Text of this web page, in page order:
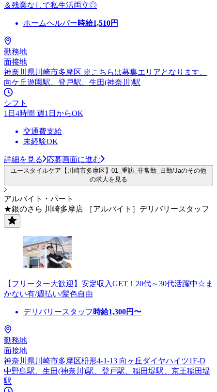
＆残業なしで私生活両立◎
ホームヘルパー時給1,510円
勤務地
面接地
神奈川県川崎市多摩区 ※こちらは募集エリアとなります。
向ケ丘遊園駅、登戸駅、生田(神奈川)駅
シフト
1日4時間 週1日からOK
交通費支給
未経験OK
詳細を見る 応募画面に進む
ユースタイルケア【川崎市多摩区】01_重訪_非常勤_日勤/Jaのその他
の求人を見る
アルバイト・パート
★銀のさら 川崎多摩店 ［アルバイト］デリバリースタッフ
【フリーター大歓迎】安定収入GET！20代～30代活躍中☆ま
かない有/週払い/髪色自由
デリバリースタッフ 時給1,300円〜
勤務地
面接地
神奈川県川崎市多摩区枡形4-1-13 向ヶ丘ダイヤハイツ1F-D
中野島駅、生田(神奈川)駅、登戸駅、稲田堤駅、京王稲田堤
駅